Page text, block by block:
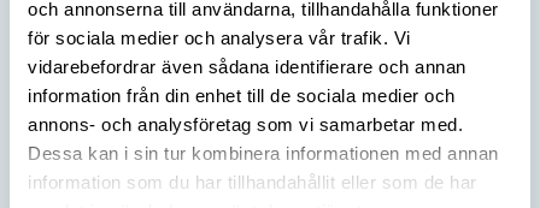
och annonserna till användarna, tillhandahålla funktioner
för sociala medier och analysera vår trafik. Vi
vidarebefordrar även sådana identifierare och annan
information från din enhet till de sociala medier och
annons- och analysföretag som vi samarbetar med.
Dessa kan i sin tur kombinera informationen med annan
information som du har tillhandahållit eller som de har